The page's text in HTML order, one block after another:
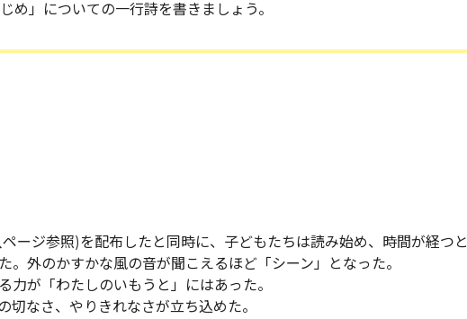
め」についての一行詩を書きましょう。
ージ参照)を配布したと同時に、子どもたちは読み始め、時間が経つと
。外のかすかな風の音が聞こえるほど「シーン」となった。
力が「わたしのいもうと」にはあった。
切なさ、やりきれなさが立ち込めた。